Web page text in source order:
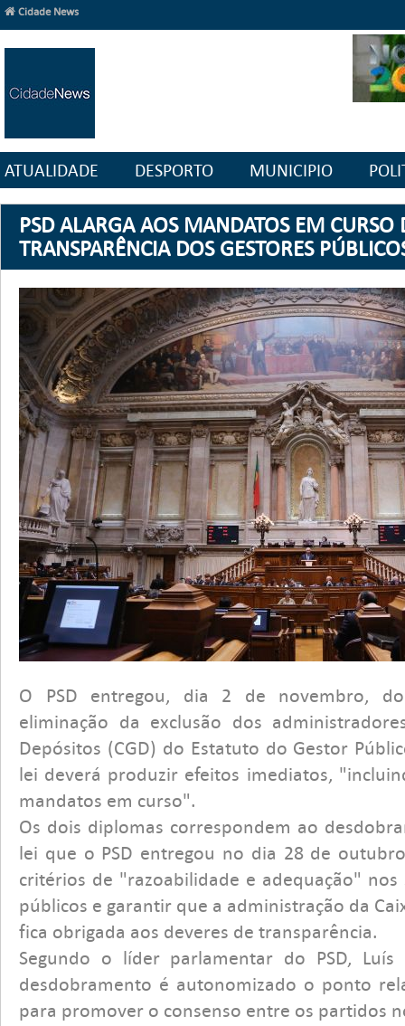
Cidade News
ATUALIDADE DESPORTO MUNICIPIO
PSD ALARGA AOS MANDATOS EM CURSO
TRANSPARÊNCIA DOS GESTORES
O PSD entregou, dia 2 de novembro,
eliminação da exclusão dos
Depósitos (CGD) do Estatuto do Gestor
lei deverá produzir efeitos imediatos,
mandatos em curso".
Os dois diplomas correspondem ao
lei que o PSD entregou no dia 28 de
critérios de "razoabilidade e adequação" nos
públicos e garantir que a administração da
fica obrigada aos deveres de transparência.
Segundo o líder parlamentar do PSD,
desdobramento é autonomizado o ponto
para promover o consenso entre os partidos